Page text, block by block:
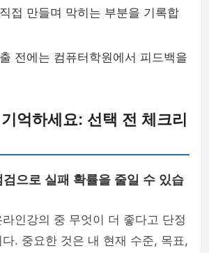
접 만들며 막히는 부분을 기록합
전에는 컴퓨터학원에서 피드백을
억하세요: 선택 전 체크리
으로 실패 확률을 줄일 수 있습
인강의 중 무엇이 더 좋다고 단정
. 중요한 것은 내 현재 수준, 목표,